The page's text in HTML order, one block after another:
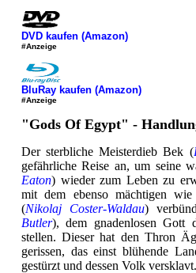
DVD kaufen (Amazon)
#Anzeige
BluRay kaufen (Amazon)
#Anzeige
"Gods Of Egypt" -
Der sterbliche Meisterdieb Bek (
gefährliche Reise an, um seine
Eaton) wieder zum Leben zu
mit dem ebenso mächtigen
(Nikolaj Coster-Waldau)
Butler), dem gnadenlosen Gott
stellen. Dieser hat den Thron
gerissen, das einst blühende
gestürzt und dessen Volk versklavt.